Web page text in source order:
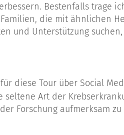
Bestenfalls trage
die mit ähnlichen
und Unterstützung
diese Tour über Social
seltene Art der
Forschung aufmerksam zu